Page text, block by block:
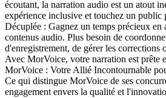
écoutant, la narration audio est un atout
expérience inclusive et touchez un public
Décuplée : Gagnez un temps précieux en
contenus audio. Plus besoin de
d'enregistrement, de gérer les corrections
Avec MorVoice, votre narration est prête
MorVoice : Votre Allié Incontournable
Ce qui distingue MorVoice de ses
engagement envers la qualité et